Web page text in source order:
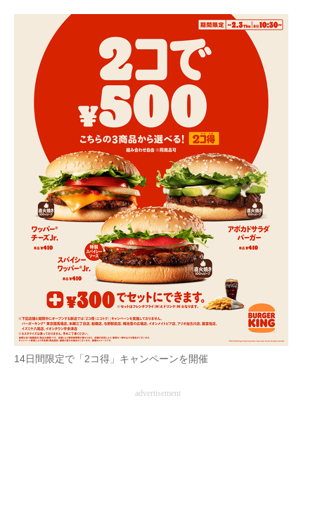
ITの今と未来を見通す
スマホと通信の最新トレンド
進化するPCとデバイスの未来
好きが集まる 比べて選べる
ビジネスと働き方のヒント
AI活用のいまが分かる
企業ITのトレンドを詳説
経営リーダーのコミュニティ
マーケ×ITの今がよく分かる
ITエンジニア向け専門サイト
企業向けIT製品の総合サイト
IT製品の技術・比較・事例
製造業のIT導入・活用を支援
14日間限定で「2コ得」キャンペーンを開催
advertisement